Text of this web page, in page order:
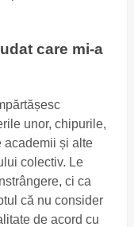
care mi-a
unor, chipurile,
academii și alte
colectiv. Le
ci ca
că nu consider
de acord cu